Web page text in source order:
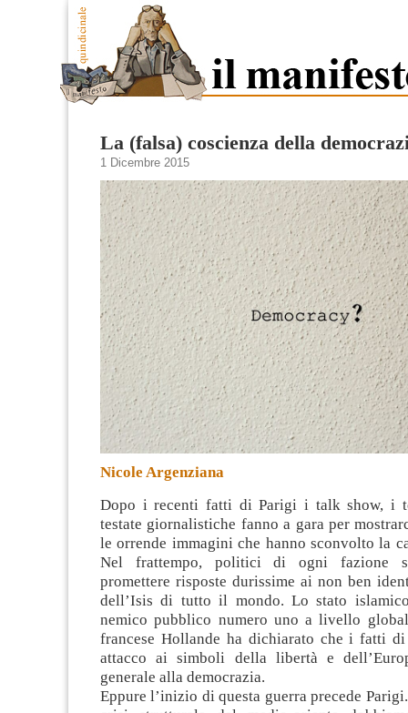
La (falsa) coscienza della
1 Dicembre 2015
Nicole Argenziana
Dopo i recenti fatti di Parigi i talk show, i
testate giornalistiche fanno a gara per
le orrende immagini che hanno sconvolto la
Nel frattempo, politici di ogni fazione
promettere risposte durissime ai non ben
dell’Isis di tutto il mondo. Lo stato
nemico pubblico numero uno a livello
francese Hollande ha dichiarato che i fatti
attacco ai simboli della libertà e
generale alla democrazia.
Eppure l’inizio di questa guerra precede